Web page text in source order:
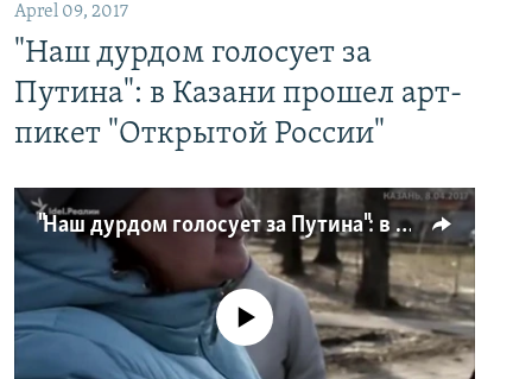
Aprel 09, 2017
"Наш дурдом голосует за
Путина": в Казани прошел арт-
пикет "Открытой России"
"Наш дурдом голосует за Путина": в Казани прошел арт-пикет "Открытой России"
No media source currently available